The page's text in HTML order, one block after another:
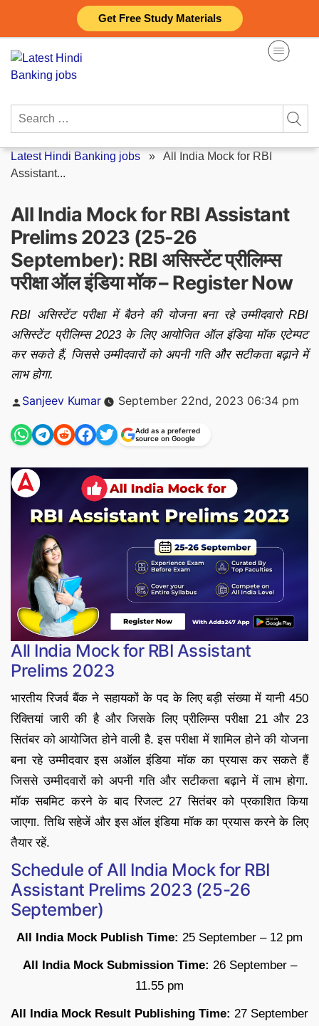
Get Free Study Materials
content
Search
Latest Hindi Banking jobs » All India Mock for RBI
Assistant...
All India Mock for RBI Assistant
Prelims 2023 (25-26
September): RBI असिस्टेंट प्रीलिम्स
परीक्षा ऑल इंडिया मॉक – Register Now
RBI असिस्टेंट परीक्षा में बैठने की योजना बना रहे उम्मीदवारो RBI
असिस्टेंट प्रीलिम्स 2023 के लिए आयोजित ऑल इंडिया मॉक एटेम्पट
कर सकते हैं, जिससे उम्मीदवारों को अपनी गति और सटीकता बढ़ाने में
लाभ होगा.
Posted
Sanjeev Kumar September 22nd, 2023 06:34 pm
Add as a preferred
source on Google
All India Mock for RBI Assistant
Prelims 2023
भारतीय रिजर्व बैंक ने सहायकों के पद के लिए बड़ी संख्या में यानी 450
रिक्तियां जारी की है और जिसके लिए प्रीलिम्स परीक्षा 21 और 23
सितंबर को आयोजित होने वाली है. इस परीक्षा में शामिल होने की योजना
बना रहे उम्मीदवार इस अऑल इंडिया मॉक का प्रयास कर सकते हैं
जिससे उम्मीदवारों को अपनी गति और सटीकता बढ़ाने में लाभ होगा.
मॉक सबमिट करने के बाद रिजल्ट 27 सितंबर को प्रकाशित किया
जाएगा. तिथि सहेजें और इस ऑल इंडिया मॉक का प्रयास करने के लिए
तैयार रहें.
Schedule of All India Mock for RBI
Assistant Prelims 2023 (25-26
September)
All India Mock Publish Time: 25 September – 12 pm
All India Mock Submission Time: 26 September –
11.55 pm
All India Mock Result Publishing Time: 27 September